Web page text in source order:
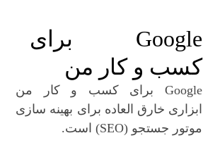
Google برای
کسب و کار من
Google برای کسب و کار من
ابزاری خارق العاده برای بهینه سازی
موتور جستجو (SEO) است.